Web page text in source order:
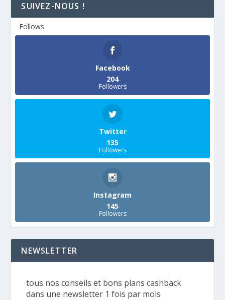
SUIVEZ-NOUS !
Follows
Facebook
204
Followers
Twitter
135
Followers
Instagram
145
Followers
NEWSLETTER
tous nos conseils et bons plans cashback
dans une newsletter 1 fois par mois